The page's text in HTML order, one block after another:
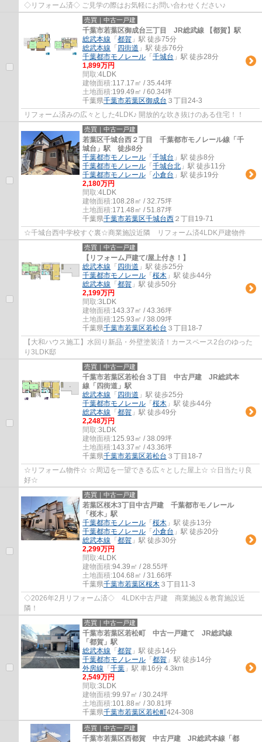
◇リフォーム済◇ ご見学の際はお気軽にお問い合わせください♪
売買｜中古一戸建
千葉市若葉区御成台三丁目 JR総武線 【都賀】駅
総武本線 「 都賀 」駅 徒歩75分
総武本線 「 四街道 」駅 徒歩76分
千葉都市モノレール 「 千城台 」駅 徒歩28分
1,899万円
間取:4LDK
建物面積:117.17㎡ / 35.44坪
土地面積:199.49㎡ / 60.34坪
千葉県千葉市若葉区御成台 ３丁目24-3
リフォーム済みの広々とした4LDK♪ 開放的な吹き抜けのある住宅！！
売買｜中古一戸建
若葉区千城台西２丁目 千葉都市モノレール線「千
城台」駅 徒歩8分
千葉都市モノレール 「 千城台 」駅 徒歩8分
千葉都市モノレール 「 千城台北 」駅 徒歩11分
千葉都市モノレール 「 小倉台 」駅 徒歩19分
2,180万円
間取:4LDK
建物面積:108.28㎡ / 32.75坪
土地面積:171.48㎡ / 51.87坪
千葉県千葉市若葉区千城台西 ２丁目19-71
☆千城台西中学校すぐ裏☆商業施設近隣 リフォーム済4LDK戸建物件
売買｜中古一戸建
【リフォーム戸建て/屋上付き！】
総武本線 「 四街道 」駅 徒歩25分
千葉都市モノレール 「 桜木 」駅 徒歩44分
総武本線 「 都賀 」駅 徒歩50分
2,199万円
間取:3LDK
建物面積:143.37㎡ / 43.36坪
土地面積:125.93㎡ / 38.09坪
千葉県千葉市若葉区若松台 ３丁目18-7
【大和ハウス施工】水回り新品・外壁塗装済！カースペース2台のゆった
り3LDK邸
売買｜中古一戸建
千葉市若葉区若松台３丁目 中古戸建 JR総武本
線「四街道」駅
総武本線 「 四街道 」駅 徒歩25分
千葉都市モノレール 「 桜木 」駅 徒歩44分
総武本線 「 都賀 」駅 徒歩49分
2,248万円
間取:3LDK
建物面積:125.93㎡ / 38.09坪
土地面積:143.37㎡ / 43.36坪
千葉県千葉市若葉区若松台 ３丁目18-7
☆リフォーム物件☆ ☆周辺を一望できる広々とした屋上☆ ☆日当たり良
好☆
売買｜中古一戸建
若葉区桜木3丁目中古戸建 千葉都市モノレール
「桜木」駅
千葉都市モノレール 「 桜木 」駅 徒歩13分
千葉都市モノレール 「 小倉台 」駅 徒歩20分
総武本線 「 都賀 」駅 徒歩30分
2,299万円
間取:4LDK
建物面積:94.39㎡ / 28.55坪
土地面積:104.68㎡ / 31.66坪
千葉県千葉市若葉区桜木 ３丁目11-3
◇2026年2月リフォーム済◇ 4LDK中古戸建 商業施設＆教育施設近
隣！
売買｜中古一戸建
千葉市若葉区若松町 中古一戸建て JR総武線
「都賀」駅
総武本線 「 都賀 」駅 徒歩14分
千葉都市モノレール 「 都賀 」駅 徒歩14分
外房線 「 千葉 」駅 車16分 4.3km
2,549万円
間取:3LDK
建物面積:99.97㎡ / 30.24坪
土地面積:101.88㎡ / 30.81坪
千葉県千葉市若葉区若松町424-308
売買｜中古一戸建
千葉市若葉区西都賀 中古戸建 JR総武本線「都